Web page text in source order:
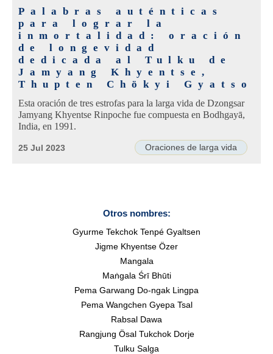
Palabras auténticas
para lograr la
inmortalidad: oración
de longevidad
dedicada al Tulku de
Jamyang Khyentse,
Thupten Chökyi Gyatso
Esta oración de tres estrofas para la larga vida de Dzongsar
Jamyang Khyentse Rinpoche fue compuesta en Bodhgayā,
India, en 1991.
Oraciones de larga vida
25 Jul 2023
Otros nombres:
Gyurme Tekchok Tenpé Gyaltsen
Jigme Khyentse Özer
Mangala
Maṅgala Śrī Bhūti
Pema Garwang Do-ngak Lingpa
Pema Wangchen Gyepa Tsal
Rabsal Dawa
Rangjung Ösal Tukchok Dorje
Tulku Salga